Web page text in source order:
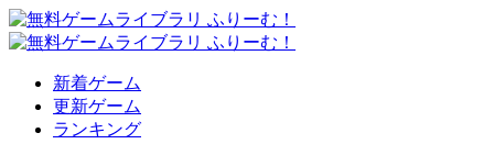
新着ゲーム
更新ゲーム
ランキング